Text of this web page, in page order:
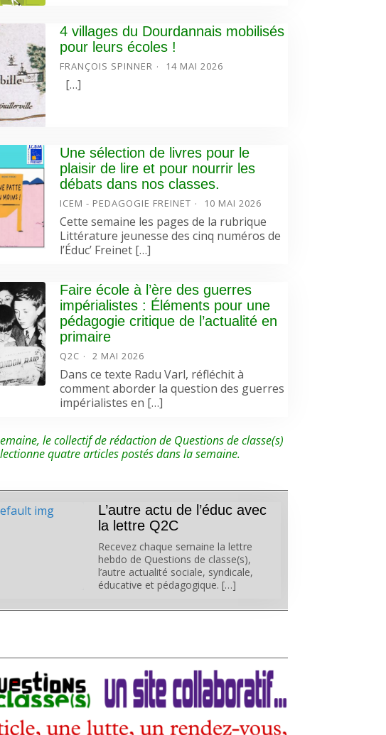
4 villages du Dourdannais mobilisés
pour leurs écoles !
FRANÇOIS SPINNER 14 MAI 2026
[…]
Une sélection de livres pour le
plaisir de lire et pour nourrir les
débats dans nos classes.
ICEM - PEDAGOGIE FREINET 10 MAI 2026
Cette semaine les pages de la rubrique
Littérature jeunesse des cinq numéros de
l’Éduc’ Freinet […]
Faire école à l’ère des guerres
impérialistes : Éléments pour une
pédagogie critique de l’actualité en
primaire
Q2C 2 MAI 2026
Dans ce texte Radu Varl, réfléchit à
comment aborder la question des guerres
impérialistes en […]
le collectif de rédaction de Questions de classe(s)
quatre articles postés dans la semaine.
L’autre actu de l’éduc avec
la lettre Q2C
Recevez chaque semaine la lettre
hebdo de Questions de classe(s),
l’autre actualité sociale, syndicale,
éducative et pédagogique. […]